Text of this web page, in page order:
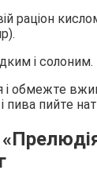
раціон
і солоним.
і обмежте
пива пийте